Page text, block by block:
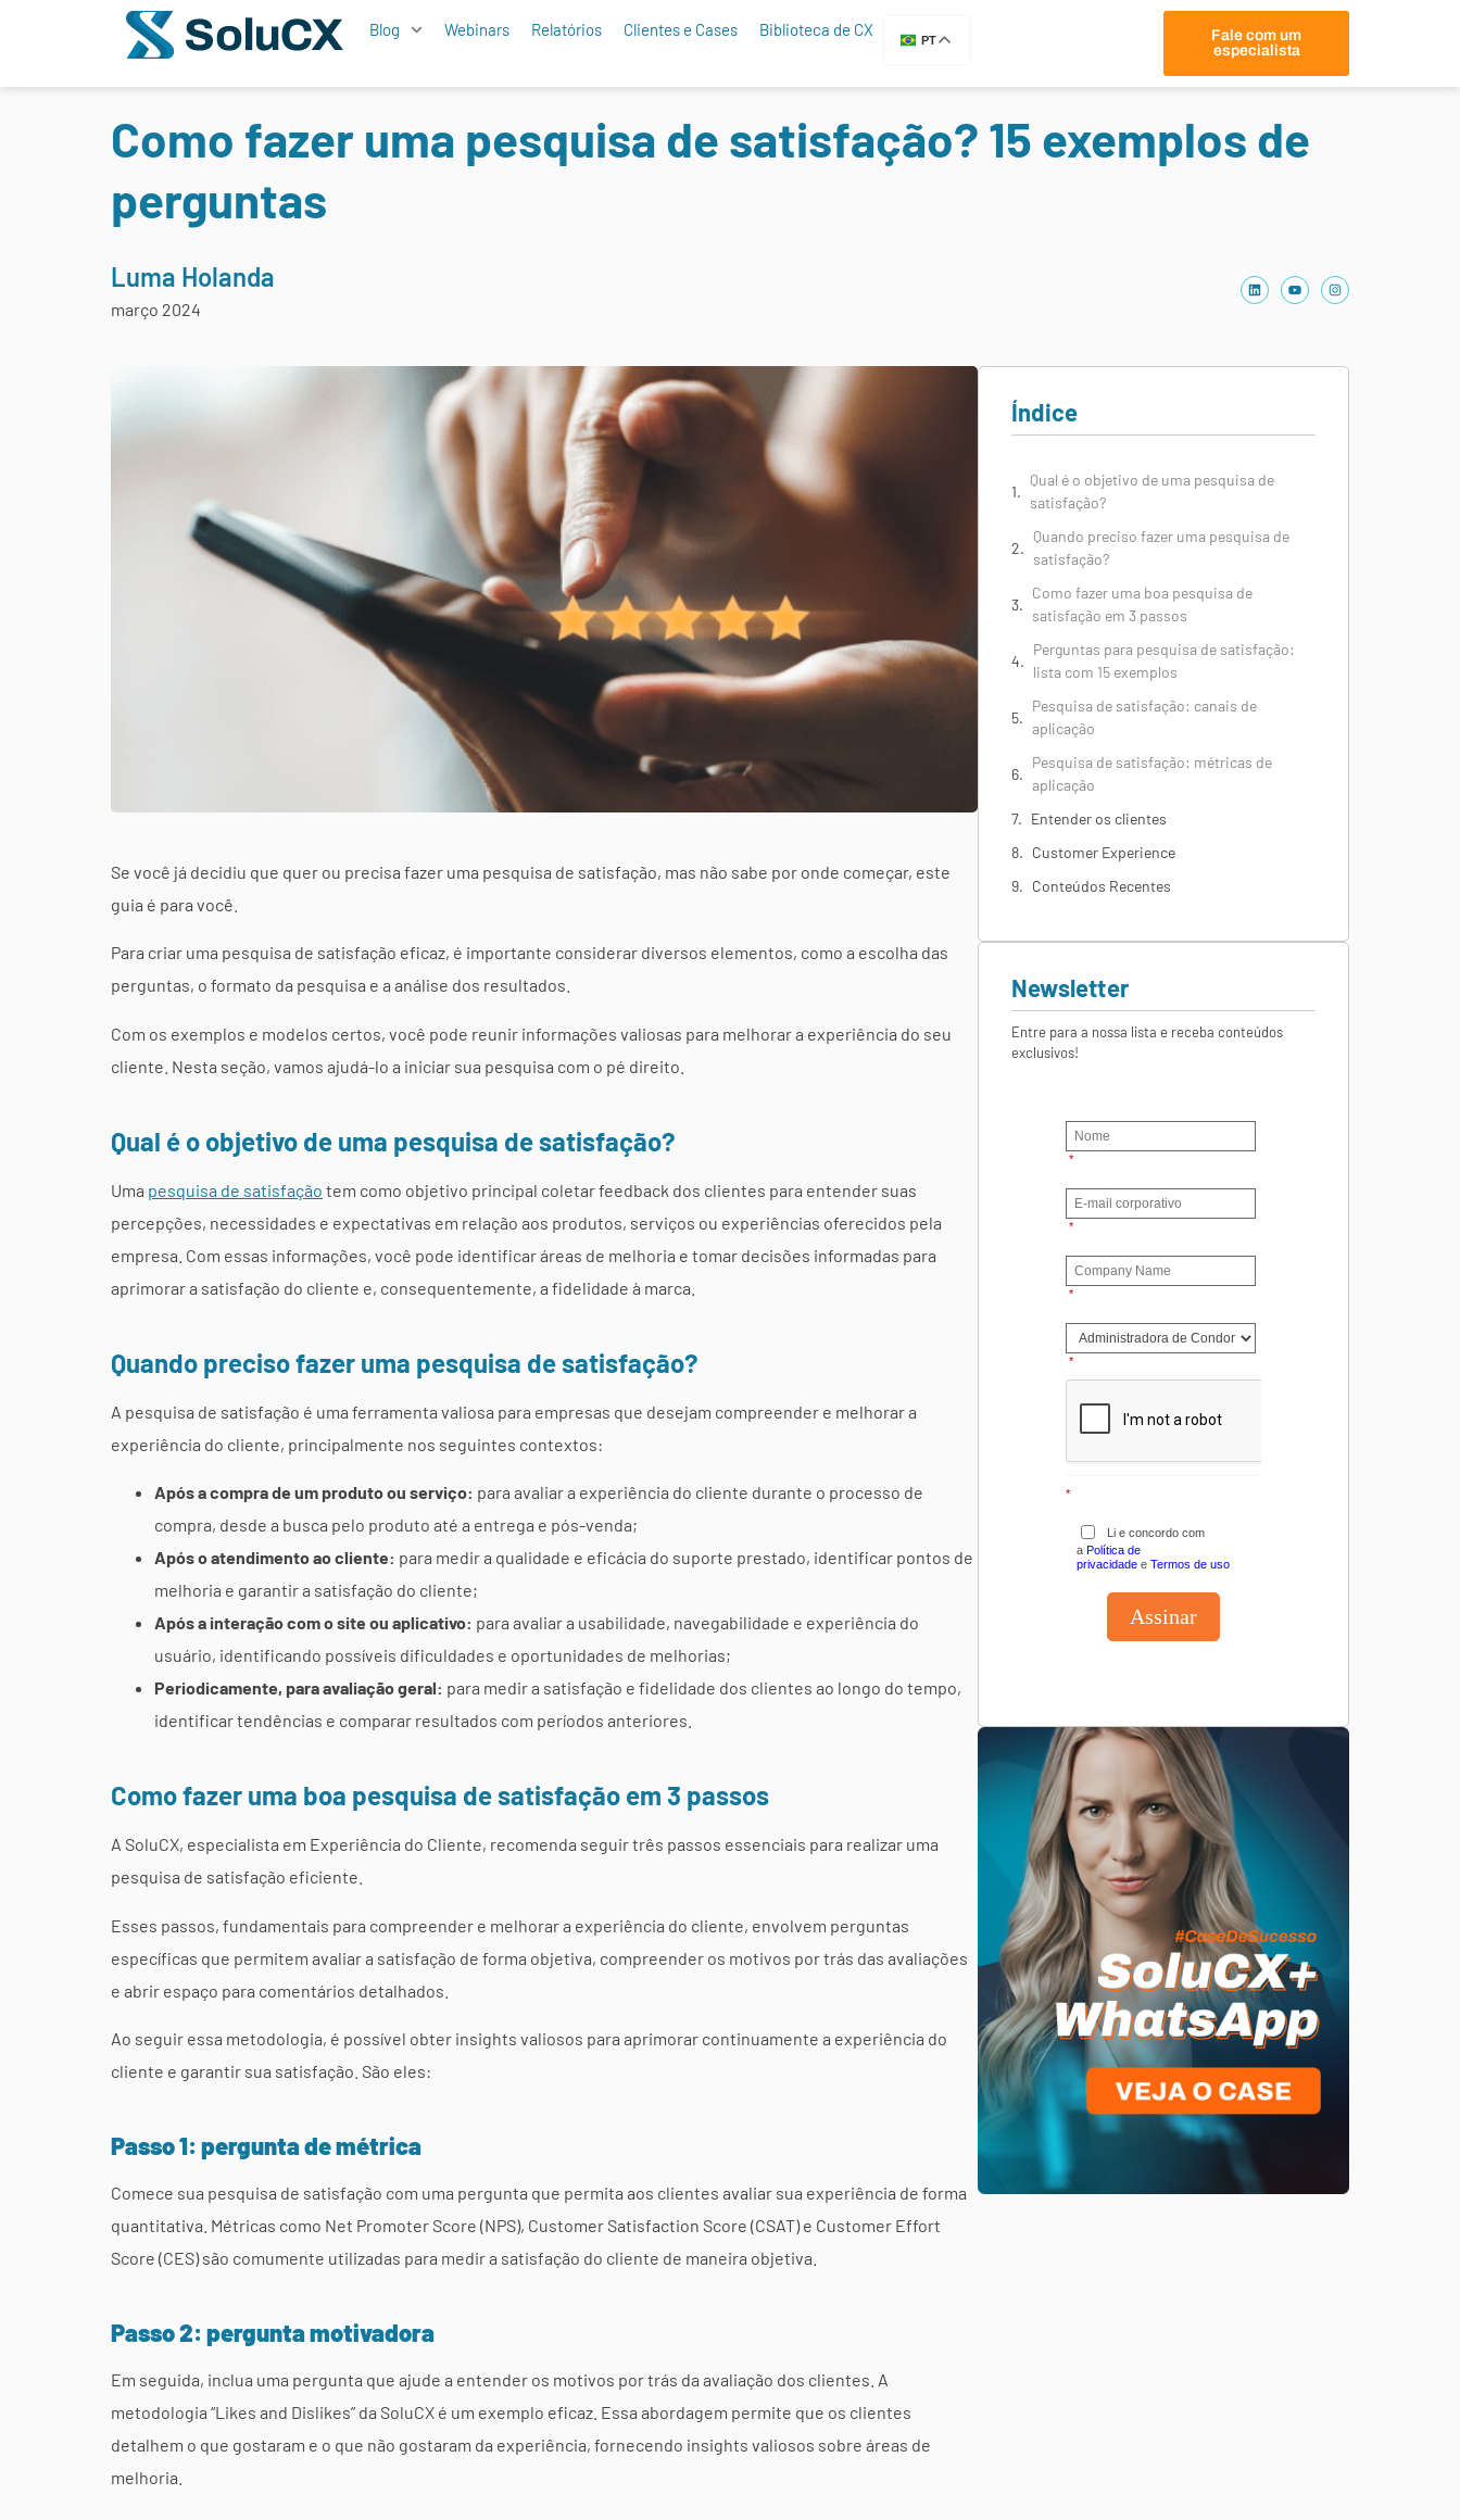
Blog Webinars Relatórios Clientes e Cases Biblioteca de CX
PT
Fale com um
especialista
Como fazer uma pesquisa de satisfação? 15 exemplos de
perguntas
Luma Holanda
março 2024
Se você já decidiu que quer ou precisa fazer uma pesquisa de satisfação, mas não sabe por onde começar, este
guia é para você.
Para criar uma pesquisa de satisfação eficaz, é importante considerar diversos elementos, como a escolha das
perguntas, o formato da pesquisa e a análise dos resultados.
Com os exemplos e modelos certos, você pode reunir informações valiosas para melhorar a experiência do seu
cliente. Nesta seção, vamos ajudá-lo a iniciar sua pesquisa com o pé direito.
Qual é o objetivo de uma pesquisa de satisfação?
Uma pesquisa de satisfação tem como objetivo principal coletar feedback dos clientes para entender suas
percepções, necessidades e expectativas em relação aos produtos, serviços ou experiências oferecidos pela
empresa. Com essas informações, você pode identificar áreas de melhoria e tomar decisões informadas para
aprimorar a satisfação do cliente e, consequentemente, a fidelidade à marca.
Quando preciso fazer uma pesquisa de satisfação?
A pesquisa de satisfação é uma ferramenta valiosa para empresas que desejam compreender e melhorar a
experiência do cliente, principalmente nos seguintes contextos:
Após a compra de um produto ou serviço: para avaliar a experiência do cliente durante o processo de
compra, desde a busca pelo produto até a entrega e pós-venda;
Após o atendimento ao cliente: para medir a qualidade e eficácia do suporte prestado, identificar pontos de
melhoria e garantir a satisfação do cliente;
Após a interação com o site ou aplicativo: para avaliar a usabilidade, navegabilidade e experiência do
usuário, identificando possíveis dificuldades e oportunidades de melhorias;
Periodicamente, para avaliação geral: para medir a satisfação e fidelidade dos clientes ao longo do tempo,
identificar tendências e comparar resultados com períodos anteriores.
Como fazer uma boa pesquisa de satisfação em 3 passos
A SoluCX, especialista em Experiência do Cliente, recomenda seguir três passos essenciais para realizar uma
pesquisa de satisfação eficiente.
Esses passos, fundamentais para compreender e melhorar a experiência do cliente, envolvem perguntas
específicas que permitem avaliar a satisfação de forma objetiva, compreender os motivos por trás das avaliações
e abrir espaço para comentários detalhados.
Ao seguir essa metodologia, é possível obter insights valiosos para aprimorar continuamente a experiência do
cliente e garantir sua satisfação. São eles:
Passo 1: pergunta de métrica
Comece sua pesquisa de satisfação com uma pergunta que permita aos clientes avaliar sua experiência de forma
quantitativa. Métricas como Net Promoter Score (NPS), Customer Satisfaction Score (CSAT) e Customer Effort
Score (CES) são comumente utilizadas para medir a satisfação do cliente de maneira objetiva.
Passo 2: pergunta motivadora
Em seguida, inclua uma pergunta que ajude a entender os motivos por trás da avaliação dos clientes. A
metodologia “Likes and Dislikes” da SoluCX é um exemplo eficaz. Essa abordagem permite que os clientes
detalhem o que gostaram e o que não gostaram da experiência, fornecendo insights valiosos sobre áreas de
melhoria.
Índice
Qual é o objetivo de uma pesquisa de
satisfação?
Quando preciso fazer uma pesquisa de
satisfação?
Como fazer uma boa pesquisa de
satisfação em 3 passos
Perguntas para pesquisa de satisfação:
lista com 15 exemplos
Pesquisa de satisfação: canais de
aplicação
Pesquisa de satisfação: métricas de
aplicação
Entender os clientes
Customer Experience
Conteúdos Recentes
Newsletter
Entre para a nossa lista e receba conteúdos
exclusivos!